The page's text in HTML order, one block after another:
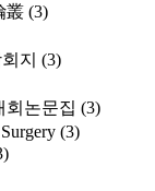
叢 (3)
지 (3)
회논문집 (3)
(3)